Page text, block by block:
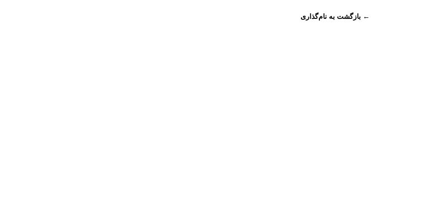
← بازگشت به نام‌گذاری